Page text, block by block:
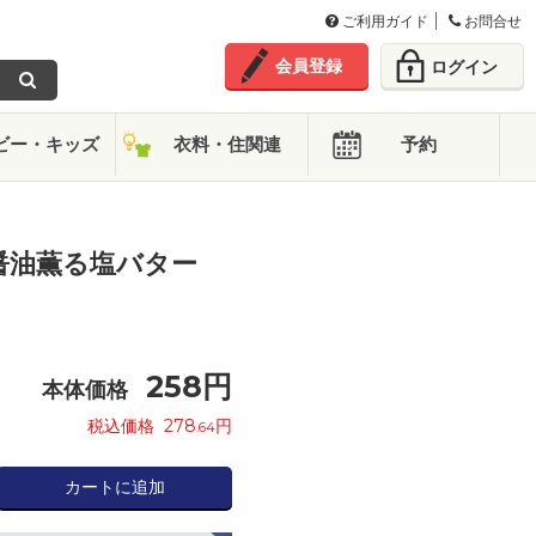
ご利用ガイド お問合せ
会員登録 ログイン
ー・キッズ 衣料・住関連 予約
薫る塩バター
本体価格 258 円
税込価格 278.64円
カートに追加